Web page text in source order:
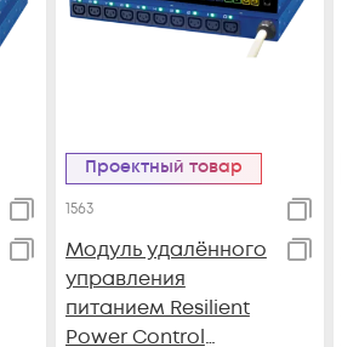
Проектный товар
1563
Модуль удалённого
управления
питанием Resilient
Power Control